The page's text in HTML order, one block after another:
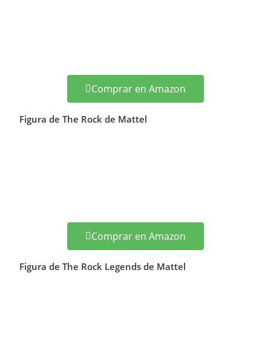
Comprar en Amazon
Figura de The Rock de Mattel
Comprar en Amazon
Figura de The Rock Legends de Mattel